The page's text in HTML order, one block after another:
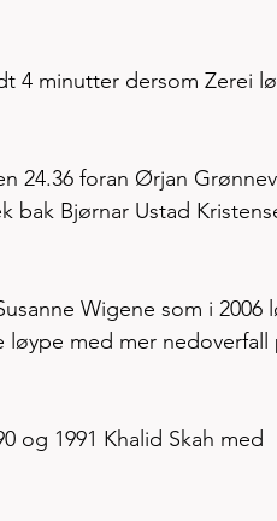
4 minutter dersom Zerei
24.36 foran Ørjan
bak Bjørnar Ustad
Wigene som i 2006
løype med mer nedoverfall
og 1991 Khalid Skah med